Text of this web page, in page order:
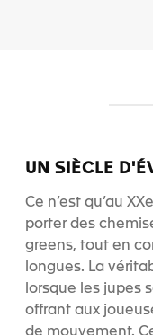
d
e
UN SIÈCLE
Ce n’est qu’au
porter des
greens, tout en
longues. La
lorsque les jupes
offrant aux